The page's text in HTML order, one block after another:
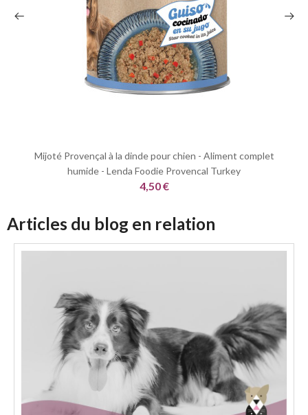
Mijoté Provençal à la dinde pour chien - Aliment complet
humide - Lenda Foodie Provencal Turkey
4,50 €
Articles du blog en relation